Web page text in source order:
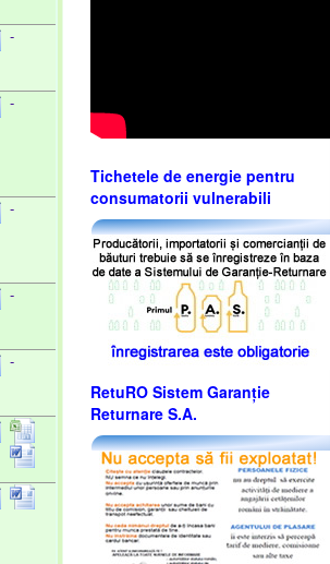
-
-
-
-
-
Tichetele de energie pentru
consumatorii vulnerabili
RetuRO Sistem Garanție
Returnare S.A.